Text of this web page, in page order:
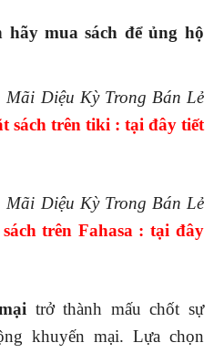
hãy mua sách để ủng hộ
Mãi Diệu Kỳ Trong Bán Lẻ
sách trên tiki : tại đây tiết
Mãi Diệu Kỳ Trong Bán Lẻ
trên Fahasa : tại đây
trở thành mấu chốt sự
khuyến mại. Lựa chọn